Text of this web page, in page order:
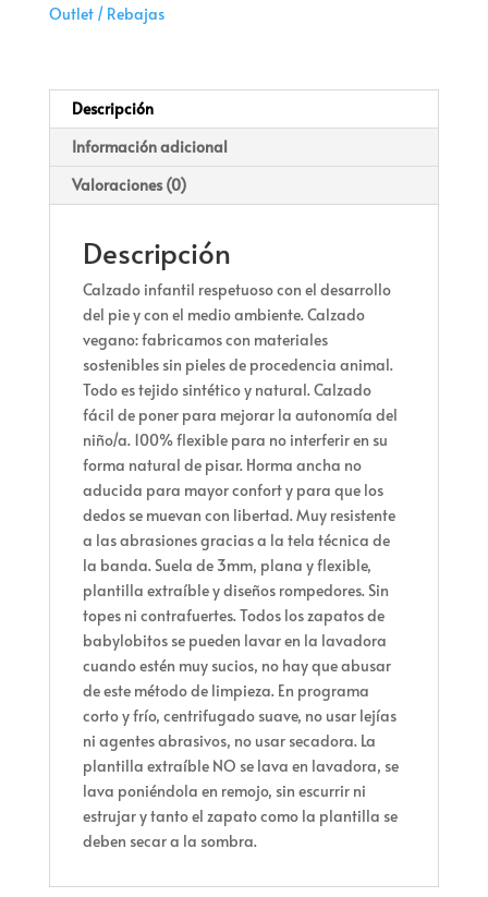
Outlet / Rebajas
Descripción
Información adicional
Valoraciones (0)
Descripción
Calzado infantil respetuoso con el desarrollo
del pie y con el medio ambiente. Calzado
vegano: fabricamos con materiales
sostenibles sin pieles de procedencia animal.
Todo es tejido sintético y natural. Calzado
fácil de poner para mejorar la autonomía del
niño/a. 100% flexible para no interferir en su
forma natural de pisar. Horma ancha no
aducida para mayor confort y para que los
dedos se muevan con libertad. Muy resistente
a las abrasiones gracias a la tela técnica de
la banda. Suela de 3mm, plana y flexible,
plantilla extraíble y diseños rompedores. Sin
topes ni contrafuertes. Todos los zapatos de
babylobitos se pueden lavar en la lavadora
cuando estén muy sucios, no hay que abusar
de este método de limpieza. En programa
corto y frío, centrifugado suave, no usar lejías
ni agentes abrasivos, no usar secadora. La
plantilla extraíble NO se lava en lavadora, se
lava poniéndola en remojo, sin escurrir ni
estrujar y tanto el zapato como la plantilla se
deben secar a la sombra.